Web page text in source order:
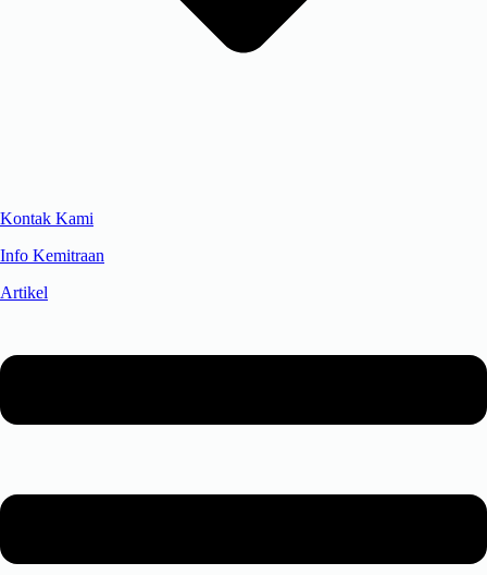
Kontak Kami
Info Kemitraan
Artikel